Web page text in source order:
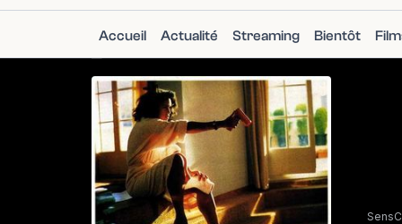
Accueil Actualité Streaming Bientôt